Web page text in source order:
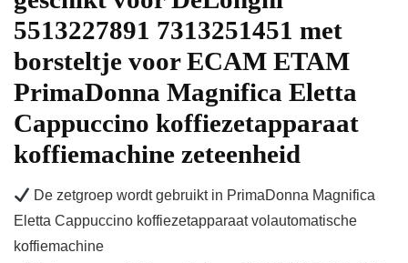
5513227891 7313251451 met
borsteltje voor ECAM ETAM
PrimaDonna Magnifica Eletta
Cappuccino koffiezetapparaat
koffiemachine zeteenheid
De zetgroep wordt gebruikt in PrimaDonna Magnifica
Eletta Cappuccino koffiezetapparaat volautomatische
koffiemachine